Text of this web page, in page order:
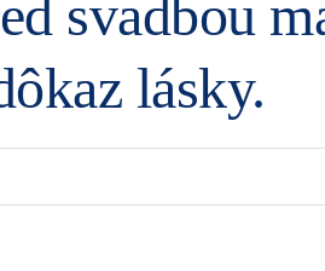
svadbou
lásky.